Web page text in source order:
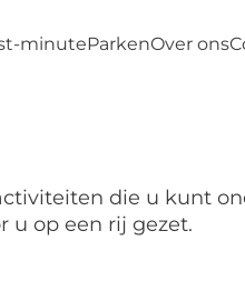
minuteParkenOver ons
die u kunt
u op een rij gezet.